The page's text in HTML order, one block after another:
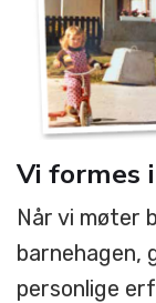
Vi formes
Når vi møter
barnehagen,
personlige